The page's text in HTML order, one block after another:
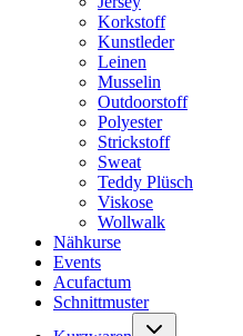
Korkstoff
Kunstleder
Leinen
Musselin
Outdoorstoff
Polyester
Strickstoff
Sweat
Teddy Plüsch
Viskose
Wollwalk
Nähkurse
Events
Acufactum
Schnittmuster
Untermenü